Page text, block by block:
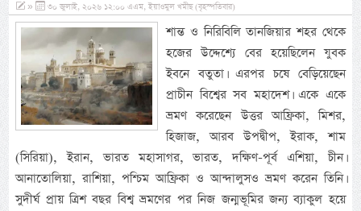
» ৩০ জুলাই, ২০২৬ ১২:০০ এএম, ইয়াওমুল খমীছ (বৃহস্পতিবার)
শান্ত ও নিরিবিলি তানজিয়ার শহর থেকে
হজের উদ্দেশ্যে বের হয়েছিলেন যুবক
ইবনে বতুতা। এরপর চষে বেড়িয়েছেন
প্রাচীন বিশ্বের সব মহাদেশ। একে একে
ভ্রমণ করেছেন উত্তর আফ্রিকা, মিশর,
হিজাজ, আরব উপদ্বীপ, ইরাক, শাম
(সিরিয়া), ইরান, ভারত মহাসাগর, ভারত, দক্ষিণ-পূর্ব এশিয়া, চীন।
আনাতোলিয়া, রাশিয়া, পশ্চিম আফ্রিকা ও আন্দালুসও ভ্রমণ করেন তিনি।
সুদীর্ঘ প্রায় ত্রিশ বছর বিশ্ব ভ্রমণের পর নিজ জন্মভূমির জন্য ব্যাকুল হয়ে